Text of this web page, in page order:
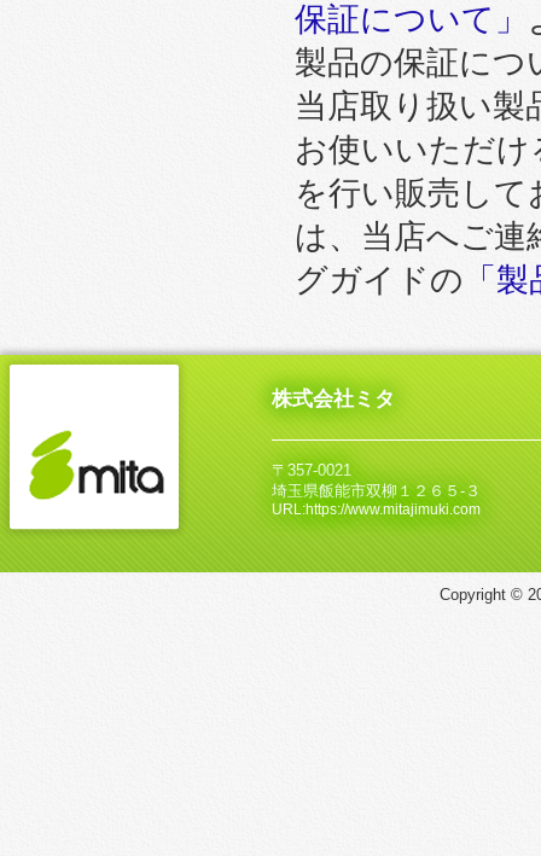
保証について」
製品の保証につ
当店取り扱い
お使いいただけ
を行い販売し
は、当店へご
グガイドの 「
株式会社ミタ
〒357-0021
埼玉県飯能市双柳１２６５‐３
URL:https://www.mitajimuki.com
Copyright ©